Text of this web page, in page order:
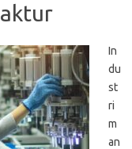
In
du
st
ri
m
an